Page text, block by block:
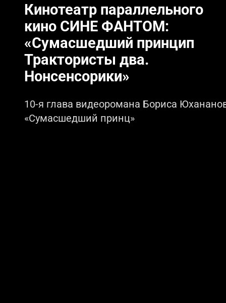
Кинотеатр параллельного
кино СИНЕ ФАНТОМ:
«Сумасшедший принцип
Трактористы два.
Нонсенсорики»
10-я глава видеоромана Бориса
«Сумасшедший принц»